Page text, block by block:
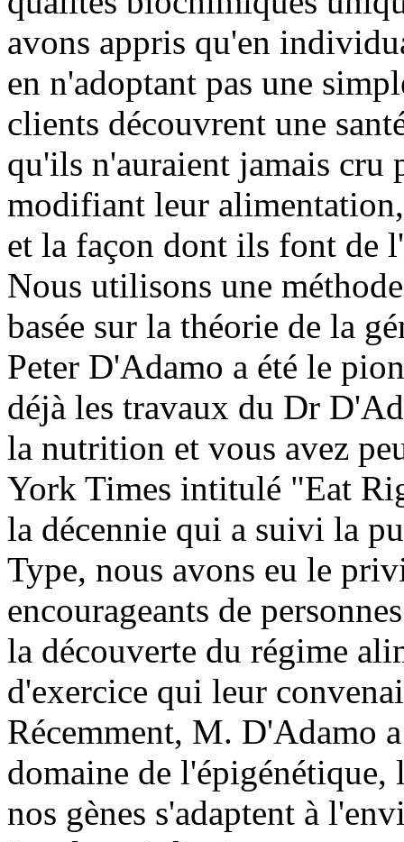
avons appris qu'en
en n'adoptant pas une
clients découvrent une
qu'ils n'auraient jamais cru
modifiant leur
et la façon dont ils font de
Nous utilisons une
basée sur la théorie de la
Peter D'Adamo a été le
déjà les travaux du Dr
la nutrition et vous avez
York Times intitulé "Eat
la décennie qui a suivi la
Type, nous avons eu le
encourageants de
la découverte du régime
d'exercice qui leur
Récemment, M. D'Adamo
domaine de
nos gènes s'adaptent à